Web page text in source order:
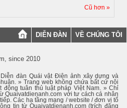
Cũ hơn »
DIỄN ĐÀN VỀ CHÚNG TÔI
since 2010
đàn Quái vật Điện ảnh xây dựng và
» Trang web không chứa bất cứ nội
động tuân thủ luật pháp Việt Nam. » Chỉ
Quaivatdienanh.com với tư cách cá nhân
Các hạ tầng mạng / website / đơn vị tổ
tin từ Quaivatdienanh.com (trích đăng